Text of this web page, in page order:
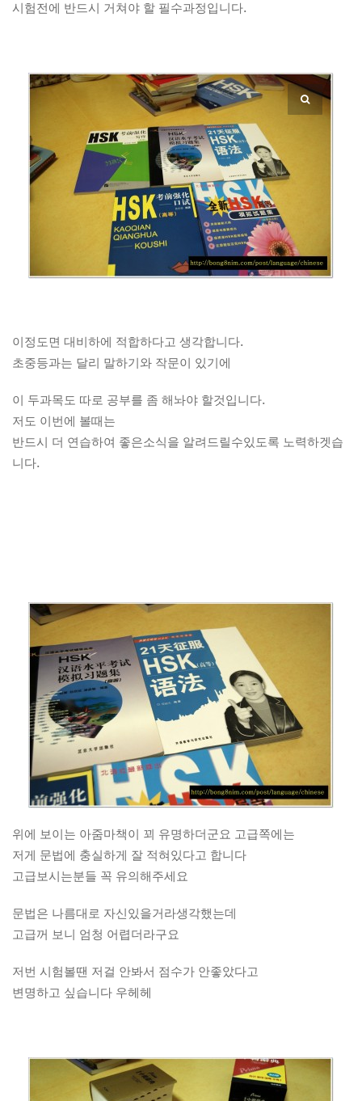
시험전에 반드시 거쳐야 할 필수과정입니다.
이정도면 대비하에 적합하다고 생각합니다.
초중등과는 달리 말하기와 작문이 있기에
이 두과목도 따로 공부를 좀 해놔야 할것입니다.
저도 이번에 볼때는
반드시 더 연습하여 좋은소식을 알려드릴수있도록 노력하겟습
니다.
위에 보이는 아줌마책이 꾀 유명하더군요 고급쪽에는
저게 문법에 충실하게 잘 적혀있다고 합니다
고급보시는분들 꼭 유의해주세요
문법은 나름대로 자신있을거라생각했는데
고급꺼 보니 엄청 어렵더라구요
저번 시험볼땐 저걸 안봐서 점수가 안좋았다고
변명하고 싶습니다 우헤헤